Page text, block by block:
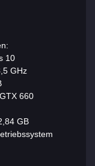
10
GHz
660
GB